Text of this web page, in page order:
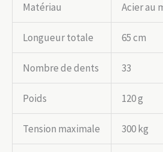
Matériau Acier au
Longueur totale 65 cm
Nombre de dents 33
Poids 120 g
Tension maximale 300 kg